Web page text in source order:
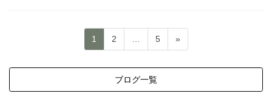
の
ペ
ペ
ー
ジ
1
ペ
ー
ジ
2 …
ペ
ー
ジ
5 »
ブログ一覧